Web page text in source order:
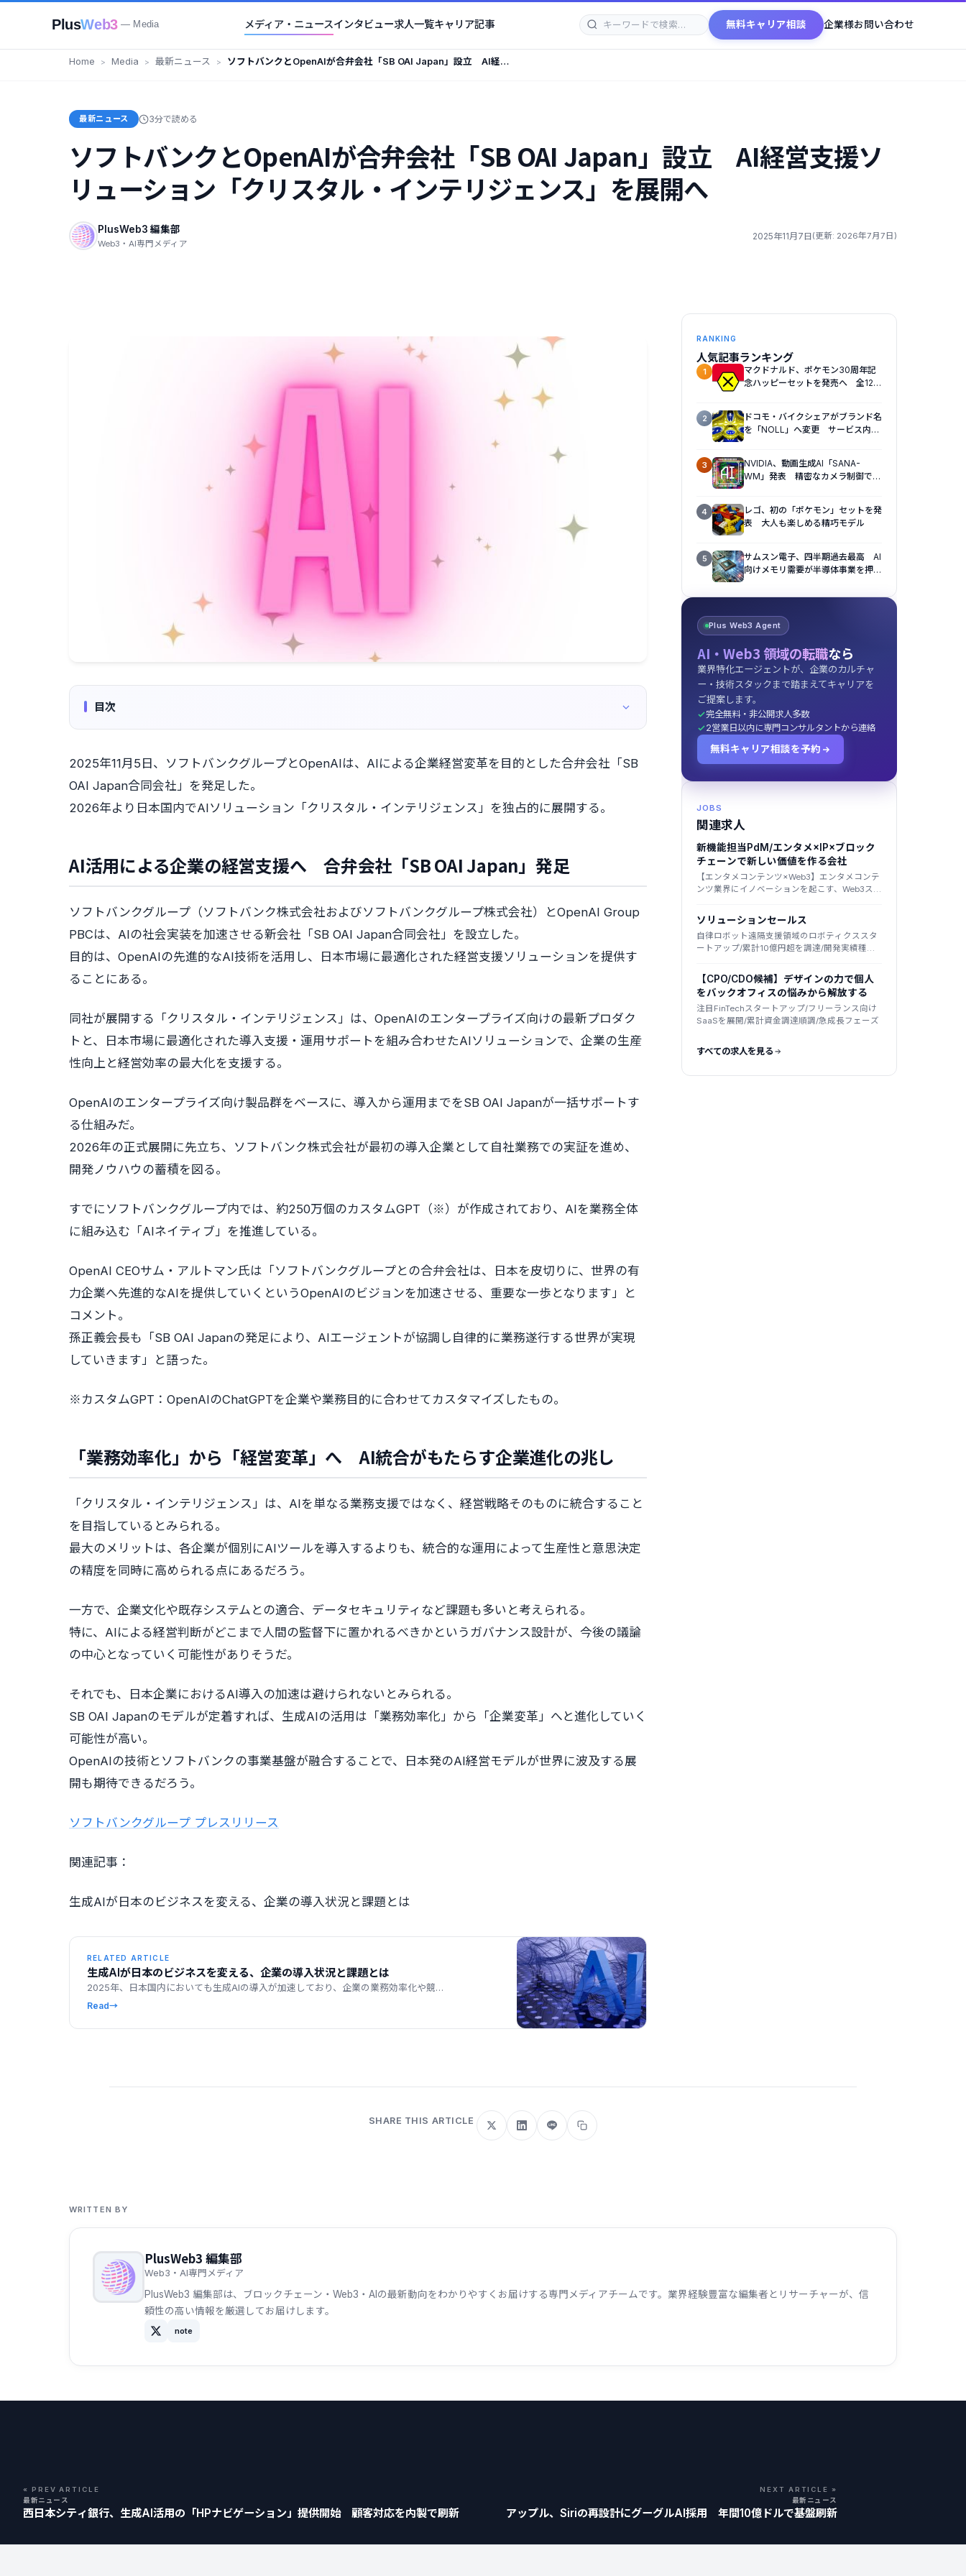
PlusWeb3 — Media メディア・ニュースインタビュー求人一覧キャリア記事 無料キャリア相談 企業様お問い合わせ
Home Media 最新ニュース
ソフトバンクとOpenAIが合弁会社「SB OAI Japan」設立 AI経営
最新ニュース 3分で読める
ソフトバンクとOpenAIが合弁会社「SB OAI Japan」設立 AI経営支援ソ
リューション「クリスタル・インテリジェンス」を展開へ
PlusWeb3 編集部
Web3・AI専門メディア
2025年11月7日(更新: 2026年7月7日)
目次
2025年11月5日、ソフトバンクグループとOpenAIは、AIによる企業経営変革を目的とした合弁会社「SB
OAI Japan合同会社」を発足した。
2026年より日本国内でAIソリューション「クリスタル・インテリジェンス」を独占的に展開する。
AI活用による企業の経営支援へ 合弁会社「SB OAI Japan」発足
ソフトバンクグループ（ソフトバンク株式会社およびソフトバンクグループ株式会社）とOpenAI Group
PBCは、AIの社会実装を加速させる新会社「SB OAI Japan合同会社」を設立した。
目的は、OpenAIの先進的なAI技術を活用し、日本市場に最適化された経営支援ソリューションを提供す
ることにある。
同社が展開する「クリスタル・インテリジェンス」は、OpenAIのエンタープライズ向けの最新プロダク
トと、日本市場に最適化された導入支援・運用サポートを組み合わせたAIソリューションで、企業の生産
性向上と経営効率の最大化を支援する。
OpenAIのエンタープライズ向け製品群をベースに、導入から運用までをSB OAI Japanが一括サポートす
る仕組みだ。
2026年の正式展開に先立ち、ソフトバンク株式会社が最初の導入企業として自社業務での実証を進め、
開発ノウハウの蓄積を図る。
すでにソフトバンクグループ内では、約250万個のカスタムGPT（※）が作成されており、AIを業務全体
に組み込む「AIネイティブ」を推進している。
OpenAI CEOサム・アルトマン氏は「ソフトバンクグループとの合弁会社は、日本を皮切りに、世界の有
力企業へ先進的なAIを提供していくというOpenAIのビジョンを加速させる、重要な一歩となります」と
コメント。
孫正義会長も「SB OAI Japanの発足により、AIエージェントが協調し自律的に業務遂行する世界が実現
していきます」と語った。
※カスタムGPT：OpenAIのChatGPTを企業や業務目的に合わせてカスタマイズしたもの。
「業務効率化」から「経営変革」へ AI統合がもたらす企業進化の兆し
「クリスタル・インテリジェンス」は、AIを単なる業務支援ではなく、経営戦略そのものに統合すること
を目指しているとみられる。
最大のメリットは、各企業が個別にAIツールを導入するよりも、統合的な運用によって生産性と意思決定
の精度を同時に高められる点にあるだろう。
一方で、企業文化や既存システムとの適合、データセキュリティなど課題も多いと考えられる。
特に、AIによる経営判断がどこまで人間の監督下に置かれるべきかというガバナンス設計が、今後の議論
の中心となっていく可能性がありそうだ。
それでも、日本企業におけるAI導入の加速は避けられないとみられる。
SB OAI Japanのモデルが定着すれば、生成AIの活用は「業務効率化」から「企業変革」へと進化していく
可能性が高い。
OpenAIの技術とソフトバンクの事業基盤が融合することで、日本発のAI経営モデルが世界に波及する展
開も期待できるだろう。
ソフトバンクグループ プレスリリース
関連記事：
生成AIが日本のビジネスを変える、企業の導入状況と課題とは
RELATED ARTICLE
生成AIが日本のビジネスを変える、企業の導入状況と課題とは
2025年、日本国内においても生成AIの導入が加速しており、企業の業務効率化や競…
Read→
RANKING
人気記事ランキング
1
マクドナルド、ポケモン30周年記
念ハッピーセットを発売へ 全12種
2
ドコモ・バイクシェアがブランド名
を「NOLL」へ変更 サービス内容
3
NVIDIA、動画生成AI「SANA-
WM」発表 精密なカメラ制御で視
4
レゴ、初の「ポケモン」セットを発
表 大人も楽しめる精巧モデル
5
サムスン電子、四半期過去最高 AI
向けメモリ需要が半導体事業を押し
Plus Web3 Agent
AI・Web3 領域の転職なら
業界特化エージェントが、企業のカルチャ
ー・技術スタックまで踏まえてキャリアを
ご提案します。
完全無料・非公開求人多数
2営業日以内に専門コンサルタントから連絡
無料キャリア相談を予約
JOBS
関連求人
新機能担当PdM/エンタメ×IP×ブロック
チェーンで新しい価値を作る会社
【エンタメコンテンツ×Web3】エンタメコンテ
ンツ業界にイノベーションを起こす、Web3スタ
ソリューションセールス
自律ロボット遠隔支援領域のロボティクススタ
ートアップ/累計10億円超を調達/開発実績種類
業
【CPO/CDO候補】デザインの力で個人
をバックオフィスの悩みから解放する
注目FinTechスタートアップ/フリーランス向け
SaaSを展開/累計資金調達順調/急成長フェーズ
すべての求人を見る
SHARE THIS ARTICLE
WRITTEN BY
PlusWeb3 編集部
Web3・AI専門メディア
PlusWeb3 編集部は、ブロックチェーン・Web3・AIの最新動向をわかりやすくお届けする専門メディアチームです。業界経験豊富な編集者とリサーチャーが、信
頼性の高い情報を厳選してお届けします。
note
« PREV ARTICLE
最新ニュース
西日本シティ銀行、生成AI活用の「HPナビゲーション」提供開始 顧客対応を内製で刷新
NEXT ARTICLE »
最新ニュース
アップル、Siriの再設計にグーグルAI採用 年間10億ドルで基盤刷新